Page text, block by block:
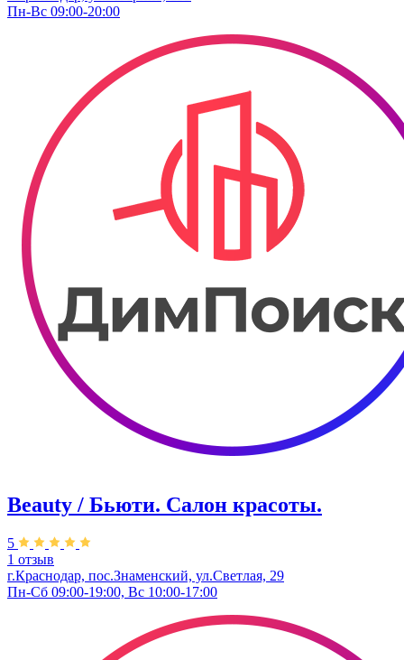
Пн-Вс 09:00-20:00
Beauty / Бьюти. Салон красоты.
5
1 отзыв
г.Краснодар, пос.Знаменский, ул.Светлая, 29
Пн-Сб 09:00-19:00, Вс 10:00-17:00